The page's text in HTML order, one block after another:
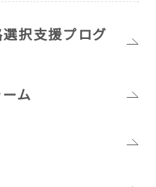
択支援プログ
ム